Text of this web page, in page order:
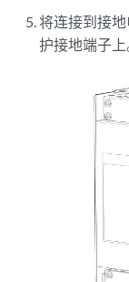
将连接到接
护接地端子上